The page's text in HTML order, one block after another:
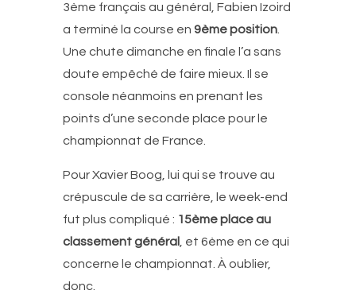
3ème français au général, Fabien Izoird
a terminé la course en 9ème position
Une chute dimanche en finale l’a sans
doute empêché de faire mieux. Il se
console néanmoins en prenant les
points d’une seconde place pour le
championnat de France.
Pour Xavier Boog, lui qui se trouve au
crépuscule de sa carrière, le week-end
fut plus compliqué : 15ème place au
classement général
, et 6ème en ce qui
concerne le championnat. À oublier,
donc.